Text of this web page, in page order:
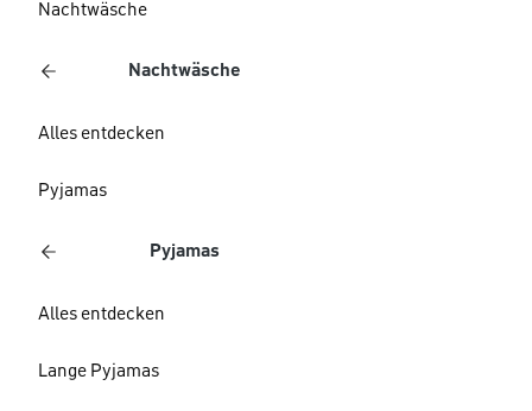
Nachtwäsche
Nachtwäsche
Alles entdecken
Pyjamas
Pyjamas
Alles entdecken
Lange Pyjamas